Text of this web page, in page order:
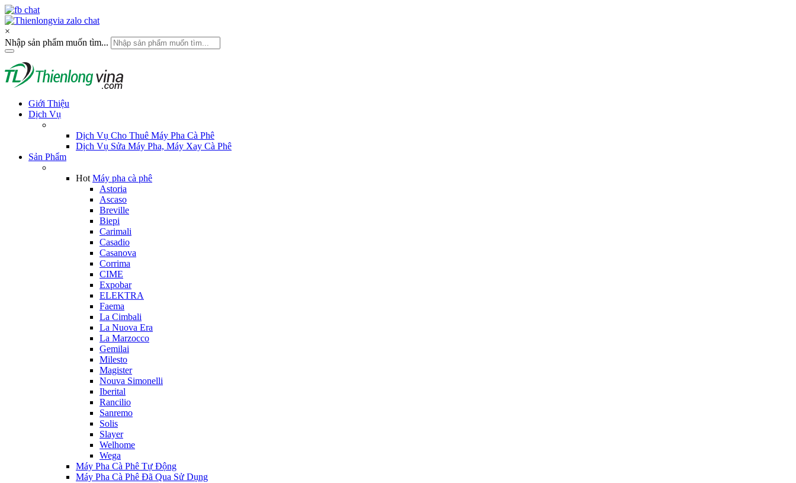
×
Nhập sản phẩm muốn tìm...
Giới Thiệu
Dịch Vụ
Dịch Vụ Cho Thuê Máy Pha Cà Phê
Dịch Vụ Sửa Máy Pha, Máy Xay Cà Phê
Sản Phẩm
Hot Máy pha cà phê
Astoria
Ascaso
Breville
Biepi
Carimali
Casadio
Casanova
Corrima
CIME
Expobar
ELEKTRA
Faema
La Cimbali
La Nuova Era
La Marzocco
Gemilai
Milesto
Magister
Nouva Simonelli
Iberital
Rancilio
Sanremo
Solis
Slayer
Welhome
Wega
Máy Pha Cà Phê Tự Động
Máy Pha Cà Phê Đã Qua Sử Dụng